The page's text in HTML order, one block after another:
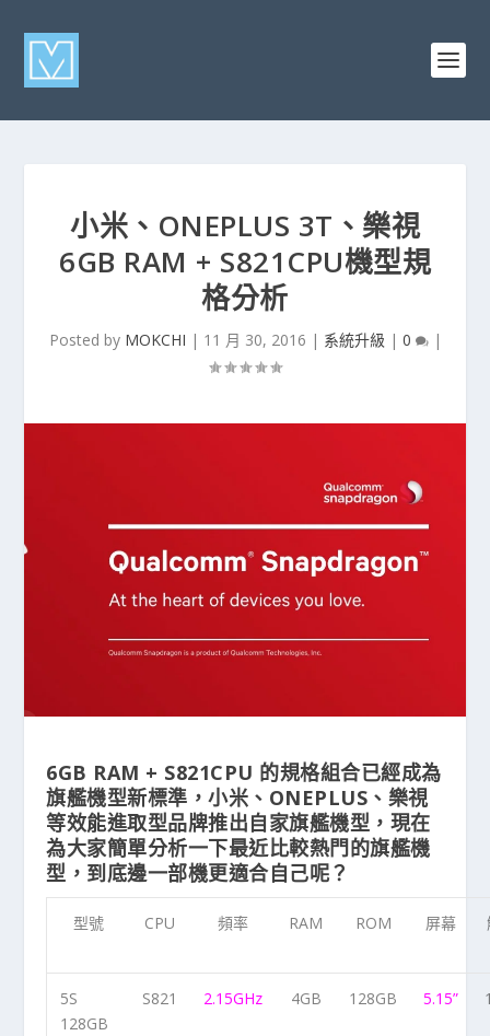
小米、ONEPLUS 3T、樂視
6GB RAM + S821CPU機型規
格分析
Posted by MOKCHI | 11 月 30, 2016 | 系統升級 | 0 |
6GB RAM + S821CPU 的規格組合已經成為
旗艦機型新標準，小米、ONEPLUS、樂視
等效能進取型品牌推出自家旗艦機型，現在
為大家簡單分析一下最近比較熱門的旗艦機
型，到底邊一部機更適合自己呢？
型號 CPU 頻率 RAM ROM 屏幕
5S
128GB
S821 2.15GHz 4GB 128GB 5.15”